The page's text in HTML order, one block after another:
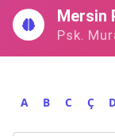
İçeriğe
geç
Mersin
Psk.
A B C Ç